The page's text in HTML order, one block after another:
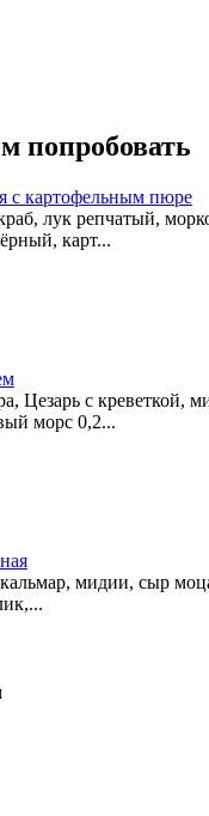
попробовать
с картофельным пюре
лук репчатый,
карт...
Цезарь с креветкой,
морс 0,2...
мидии, сыр